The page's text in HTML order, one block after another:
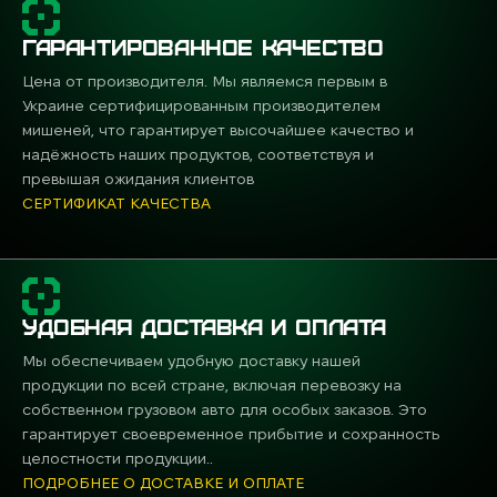
использования инструментов.
Регулируемый угол наклона:позволяет
тренировочных сценариев.
Совместимость с разными
мишенями:подходит для IPSC, IDPA и других
видов стрелковых тренировок.
Стойка Капитан Америка доступна в нескольких
размерах: L (1,45 м), XL (1,50 м), XXL (1,70 м). Это
позволяет стрелкам выбрать оптимальный
вариант для своих тренировок. Конструкция
подходит для установки различных типов
мишеней, включая гонги, и металлические
силуэты.
ГАРАНТИРОВАННОЕ КАЧЕСТВО
Цена от производителя. Мы являемся первым в
Украине сертифицированным производителем
мишеней, что гарантирует высочайшее качество и
надёжность наших продуктов, соответствуя и
превышая ожидания клиентов
СЕРТИФИКАТ КАЧЕСТВА
УДОБНАЯ ДОСТАВКА И ОПЛАТА
Мы обеспечиваем удобную доставку нашей
продукции по всей стране, включая перевозку на
собственном грузовом авто для особых заказов. Это
гарантирует своевременное прибытие и сохранность
целостности продукции..
ПОДРОБНЕЕ О ДОСТАВКЕ И ОПЛАТЕ